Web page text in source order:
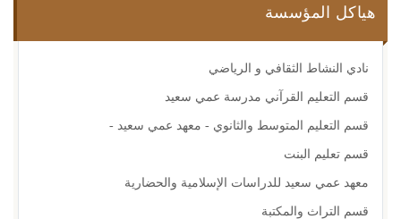
هياكل المؤسسة
نادي النشاط الثقافي و الرياضي
قسم التعليم القرآني مدرسة عمي سعيد
قسم التعليم المتوسط والثانوي - معهد عمي سعيد -
قسم تعليم البنت
معهد عمي سعيد للدراسات الإسلامية والحضارية
قسم التراث والمكتبة